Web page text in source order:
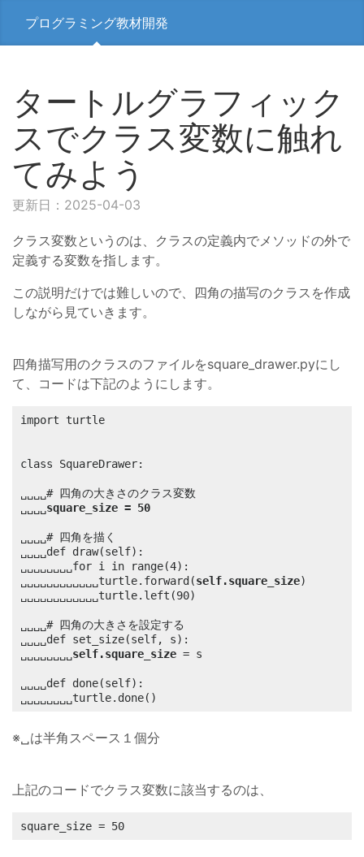
プログラミング教材開発
タートルグラフィック
スでクラス変数に触れ
てみよう
更新日：2025-04-03
クラス変数というのは、クラスの定義内でメソッドの外で
定義する変数を指します。
この説明だけでは難しいので、四角の描写のクラスを作成
しながら見ていきます。
四角描写用のクラスのファイルをsquare_drawer.pyにし
て、コードは下記のようにします。
import turtle
class SquareDrawer:
␣␣␣␣# 四角の大きさのクラス変数
square_size = 50
␣␣␣␣# 四角を描く
␣␣␣␣def draw(self):
␣␣␣␣␣␣␣␣for i in range(4):
␣␣␣␣␣␣␣␣␣␣␣␣turtle.forward(self.square_size)
␣␣␣␣␣␣␣␣␣␣␣␣turtle.left(90)
␣␣␣␣# 四角の大きさを設定する
␣␣␣␣def set_size(self, s):
self.square_size = s
␣␣␣␣def done(self):
␣␣␣␣␣␣␣␣turtle.done()
※␣は半角スペース１個分
上記のコードでクラス変数に該当するのは、
square_size = 50